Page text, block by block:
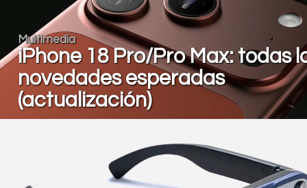
Multimedia
iPhone 18 Pro/Pro Max: todas
novedades esperadas
(actualización)